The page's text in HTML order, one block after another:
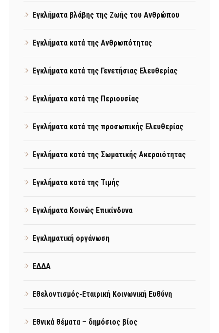
Εγκλήματα βλάβης της Ζωής του Ανθρώπου
Εγκλήματα κατά της Ανθρωπότητας
Εγκλήματα κατά της Γενετήσιας Ελευθερίας
Εγκλήματα κατά της Περιουσίας
Εγκλήματα κατά της προσωπικής Ελευθερίας
Εγκλήματα κατά της Σωματικής Ακεραιότητας
Εγκλήματα κατά της Τιμής
Εγκλήματα Κοινώς Επικίνδυνα
Εγκληματική οργάνωση
ΕΔΔΑ
Εθελοντισμός-Εταιρική Κοινωνική Ευθύνη
Εθνικά θέματα – δημόσιος βίος